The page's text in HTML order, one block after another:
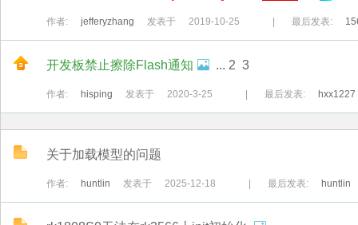
作者: jefferyzhang 发表于 2019-10-25 最后发表:
开发板禁止擦除Flash通知 ... 2 3
作者: hisping 发表于 2020-3-25 最后发表: hxx1227
关于加载模型的问题
作者: huntlin 发表于 2025-12-18 最后发表: huntlin